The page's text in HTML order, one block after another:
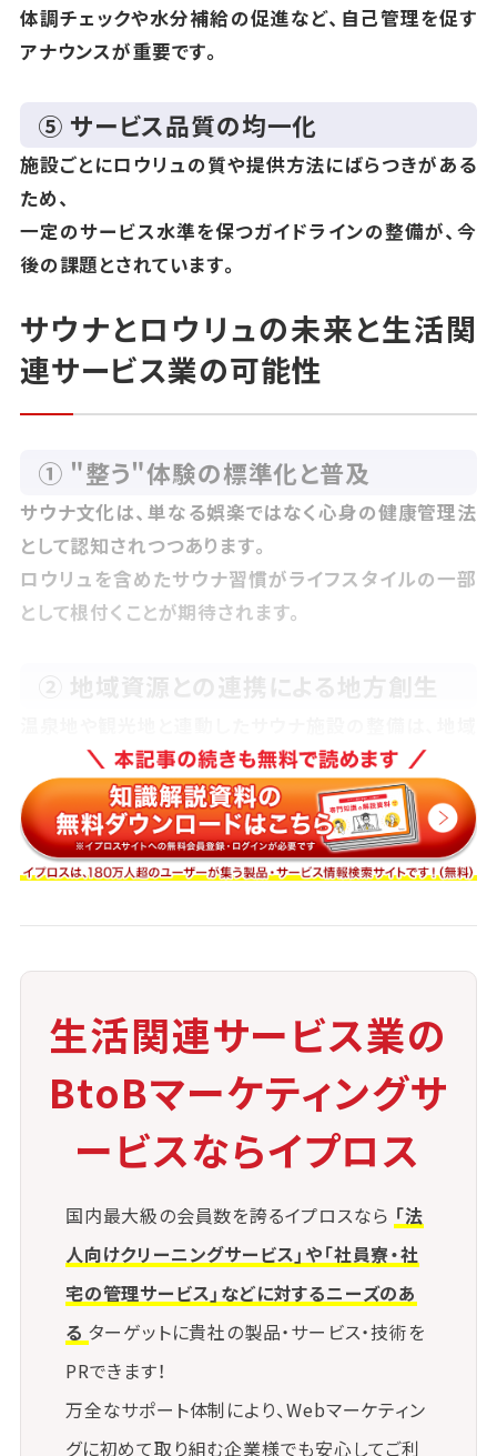
体調チェックや水分補給の促進など、自己管理を促す
アナウンスが重要です。
⑤ サービス品質の均一化
施設ごとにロウリュの質や提供方法にばらつきがある
ため、
一定のサービス水準を保つガイドラインの整備が、今
後の課題とされています。
サウナとロウリュの未来と生活関
連サービス業の可能性
① "整う"体験の標準化と普及
サウナ文化は、単なる娯楽ではなく心身の健康管理法
として認知されつつあります。
ロウリュを含めたサウナ習慣がライフスタイルの一部
として根付くことが期待されます。
② 地域資源との連携による地方創生
の活性化にもつながっています。
地場素材を使った施設づくりや地域との協業が今後の
鍵になります。
わせたサウナ複合施設が登場し、
化を遂げています。
④ 自宅サウナ・移動型サウナの需要増
個人の自由な時間を求める動きに合わせ、自宅設置
日常の中にサウナ体験を取り入れる需要が高まってい
ます。
⑤ サステナビリティとの両立
木材の調達やエネルギー消費に配慮した、環境負荷
の少ないサウナ運営への関心も高まっています。
生活関連サービス業の
BtoBマーケティングサ
ービスならイプロス
国内最大級の会員数を誇るイプロスなら 「法
人向けクリーニングサービス」や「社員寮・社
宅の管理サービス」などに対するニーズのあ
る ターゲットに貴社の製品・サービス・技術を
PRできます！
万全なサポート体制により、Webマーケティン
グに初めて取り組む企業様でも安心してご利